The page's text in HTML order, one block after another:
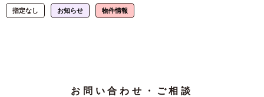
指定なし お知らせ 物件情報
お問い合わせ・ご相談